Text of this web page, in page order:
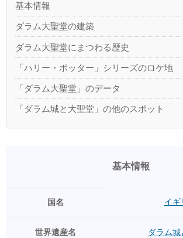
基本情報
ダラム大聖堂の建築
ダラム大聖堂にまつわる歴史
「ハリー・ポッター」シリーズのロケ地
「ダラム大聖堂」のデータ
「ダラム城と大聖堂」の他のスポット
基本情報
国名 イギ
世界遺産名 ダラム